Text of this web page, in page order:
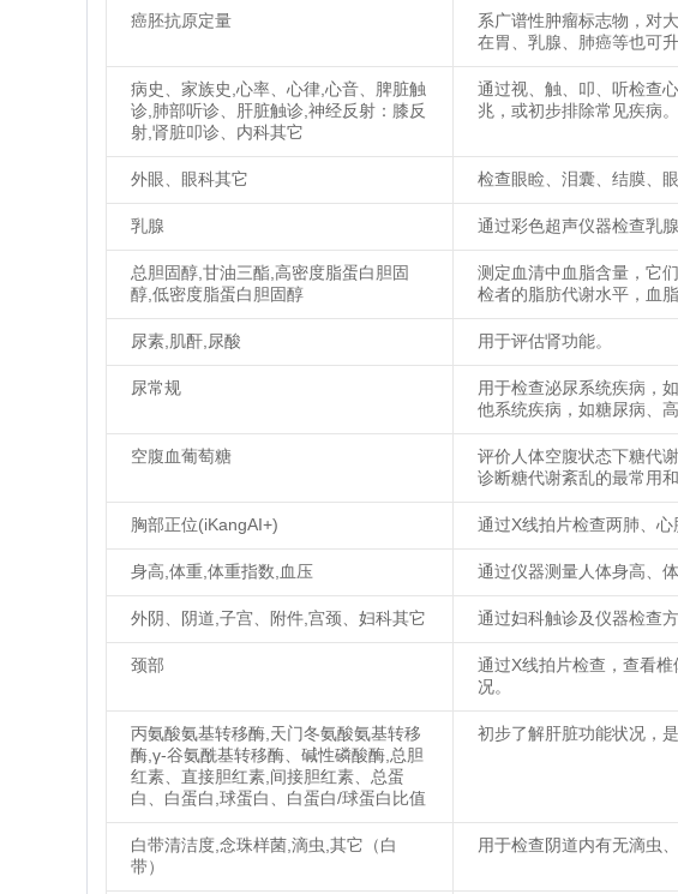
癌胚抗原定量
系广谱性肿瘤标志物，对
在胃、乳腺、肺癌等也可升
病史、家族史,心率、心律,心音、脾脏触
诊,肺部听诊、肝脏触诊,神经反射：膝反
射,肾脏叩诊、内科其它
通过视、触、叩、听检查
兆，或初步排除常见疾病。
外眼、眼科其它 检查眼睑、泪囊、结膜、
乳腺 通过彩色超声仪器检查乳
总胆固醇,甘油三酯,高密度脂蛋白胆固
醇,低密度脂蛋白胆固醇
测定血清中血脂含量，它
检者的脂肪代谢水平，血
尿素,肌酐,尿酸 用于评估肾功能。
尿常规
用于检查泌尿系统疾病，
他系统疾病，如糖尿病、
空腹血葡萄糖
评价人体空腹状态下糖代
诊断糖代谢紊乱的最常用和
胸部正位(iKangAI+) 通过X线拍片检查两肺、心
身高,体重,体重指数,血压 通过仪器测量人体身高、
外阴、阴道,子宫、附件,宫颈、妇科其它 通过妇科触诊及仪器检查
颈部
通过X线拍片检查，查看
况。
丙氨酸氨基转移酶,天门冬氨酸氨基转移
酶,γ-谷氨酰基转移酶、碱性磷酸酶,总胆
红素、直接胆红素,间接胆红素、总蛋
白、白蛋白,球蛋白、白蛋白/球蛋白比值
初步了解肝脏功能状况，
白带清洁度,念珠样菌,滴虫,其它（白
带）
用于检查阴道内有无滴虫